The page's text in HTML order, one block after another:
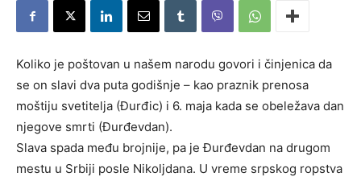
Koliko je poštovan u našem narodu govori i činjenica da
se on slavi dva puta godišnje – kao praznik prenosa
moštiju svetitelja (Đurđic) i 6. maja kada se obeležava dan
njegove smrti (Đurđevdan).
Slava spada među brojnije, pa je Đurđevdan na drugom
mestu u Srbiji posle Nikoljdana. U vreme srpskog ropstva